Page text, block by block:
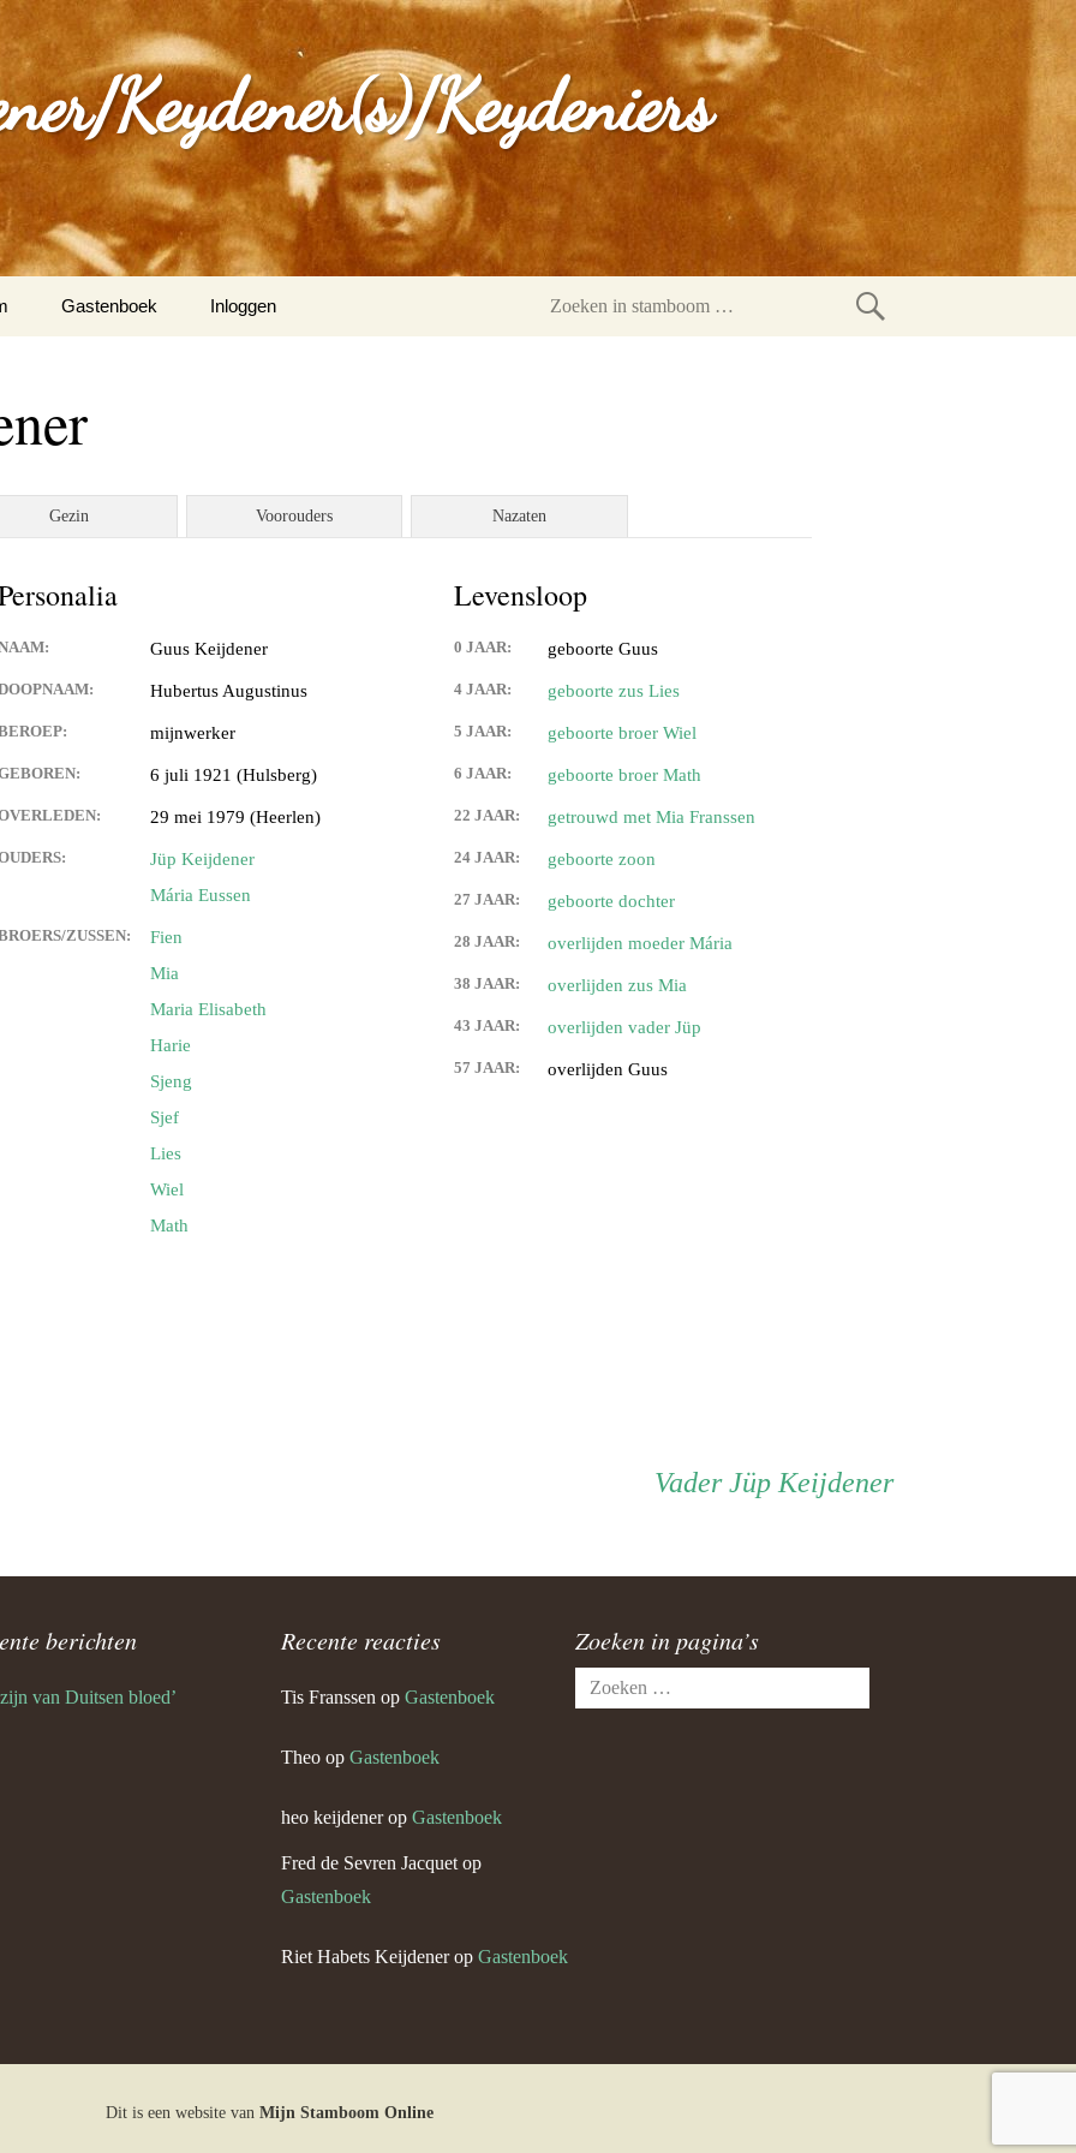
Keydener(s)/Keydeniers
en Tina Vleugels
(Wittem)
en Louisa Sintzen
en Anneke Spaaij
Keijdener en Trine Van
Keijdener en Tineke
en Hermien
Keijdener en Tina van
Keijdener en Riet Jansen
en Maria Eussen
Keijdener en Mia Pellemans
en Annie Mounier
Gastenboek
Inloggen
Zoeken
Gezin Voorouders Nazaten
Guus Keijdener
Hubertus Augustinus
mijnwerker
6 juli 1921 (Hulsberg)
29 mei 1979 (Heerlen)
Jüp Keijdener
Mária Eussen
ZUSSEN:
Fien
Mia
Maria Elisabeth
Harie
Sjeng
Sjef
Lies
Wiel
Math
Levensloop
0 JAAR: geboorte Guus
4 JAAR: geboorte zus Lies
5 JAAR: geboorte broer Wiel
6 JAAR: geboorte broer Math
22 JAAR: getrouwd met Mia Franssen
24 JAAR: geboorte zoon
27 JAAR: geboorte dochter
28 JAAR: overlijden moeder Mária
38 JAAR: overlijden zus Mia
43 JAAR: overlijden vader Jüp
57 JAAR: overlijden Guus
VaderVader
Jüp Keijdener
berichten
van Duitsen bloed’
Recente reacties
Tis Franssen op Gastenboek
Theo op Gastenboek
heo keijdenerop Gastenboek
Fred de Sevren Jacquet op
Gastenboek
Riet Habets Keijdenerop Gastenboek
Zoeken in pagina’s
Zoeken
naar:
Dit is een website van Mijn Stamboom Online